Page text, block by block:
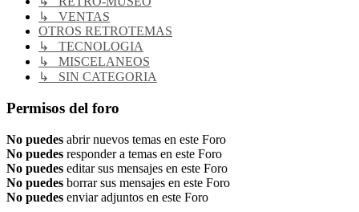
↳ VENTAS
OTROS RETROTEMAS
↳ TECNOLOGIA
↳ MISCELANEOS
↳ SIN CATEGORIA
Permisos del foro
No puedes abrir nuevos temas en este Foro
No puedes responder a temas en este Foro
No puedes editar sus mensajes en este Foro
No puedes borrar sus mensajes en este Foro
No puedes enviar adjuntos en este Foro